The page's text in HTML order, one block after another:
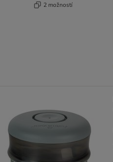
2 možností